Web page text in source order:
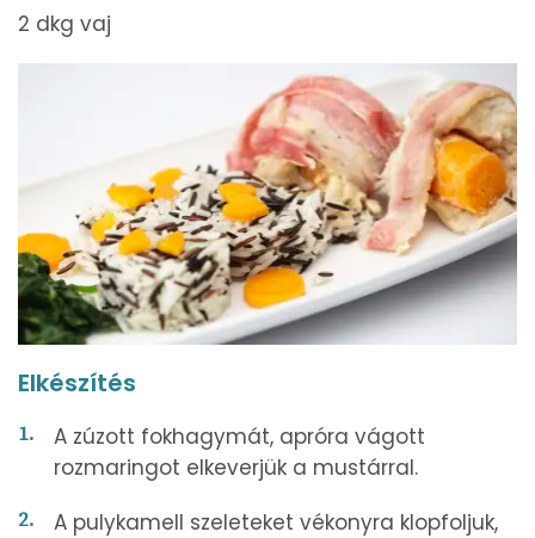
2 dkg vaj
Elkészítés
A zúzott fokhagymát, apróra vágott
rozmaringot elkeverjük a mustárral.
A pulykamell szeleteket vékonyra klopfoljuk,